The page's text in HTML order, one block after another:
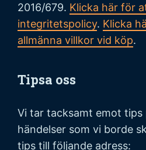
2016/679. Klicka här för
integritetspolicy. Klicka
allmänna villkor vid köp.
Tipsa oss
Vi tar tacksamt emot tips
händelser som vi borde
tips till följande adress: